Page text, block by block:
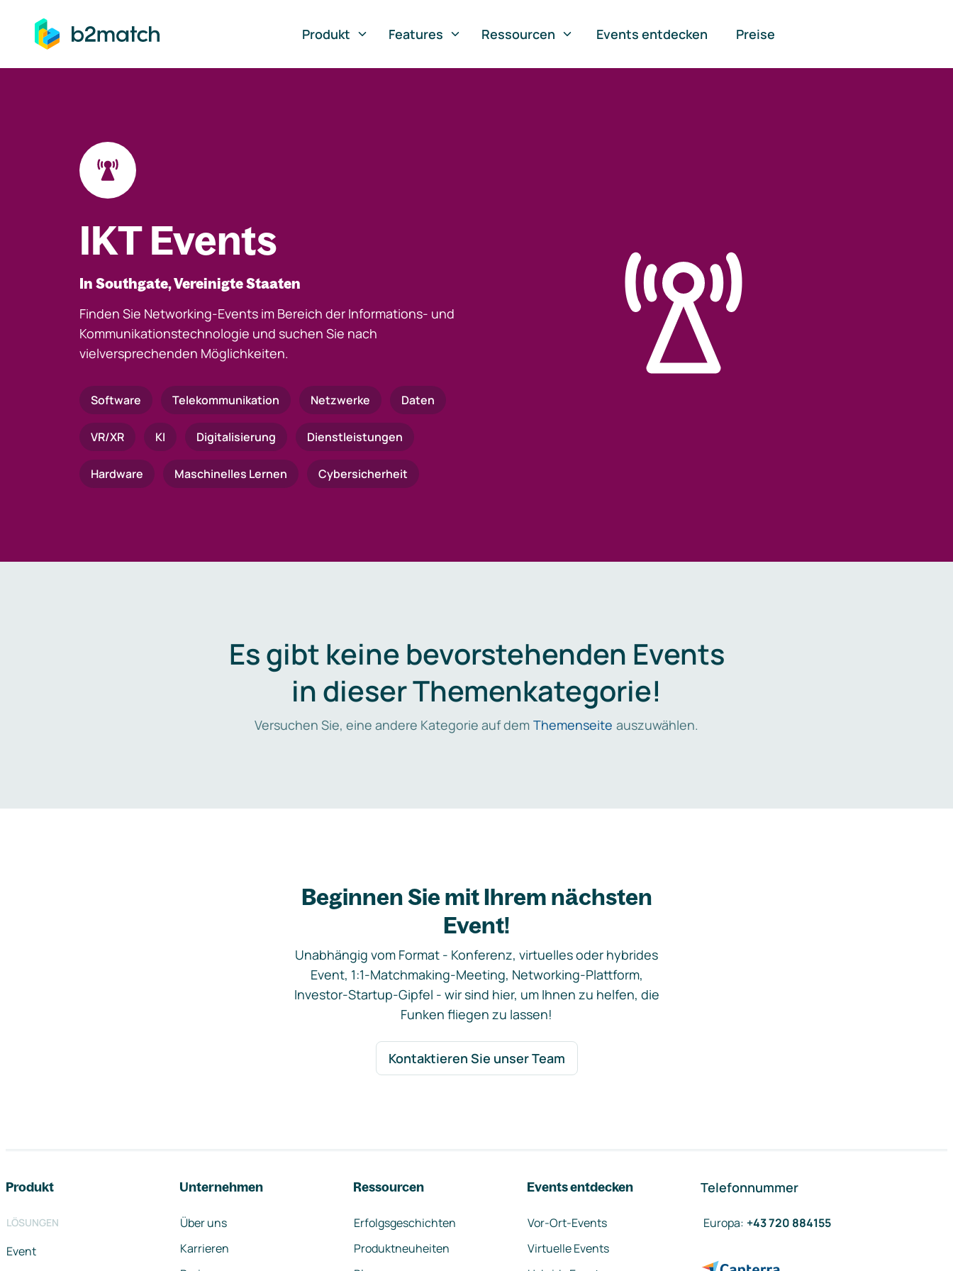
springen
Produkt
Features Ressourcen Events entdecken Preise
IKT Events
In Southgate, Vereinigte Staaten
Finden Sie Networking-Events im Bereich der Informations- und
Kommunikationstechnologie und suchen Sie nach
vielversprechenden Möglichkeiten.
Software Telekommunikation Netzwerke Daten
VR/XR KI Digitalisierung Dienstleistungen
Hardware Maschinelles Lernen Cybersicherheit
Es gibt keine bevorstehenden Events
in dieser Themenkategorie!
Versuchen Sie, eine andere Kategorie auf dem Themenseite auszuwählen.
Beginnen Sie mit Ihrem nächsten
Event!
Unabhängig vom Format - Konferenz, virtuelles oder hybrides
Event, 1:1-Matchmaking-Meeting, Networking-Plattform,
Investor-Startup-Gipfel - wir sind hier, um Ihnen zu helfen, die
Funken fliegen zu lassen!
Kontaktieren Sie unser Team
Produkt
LÖSUNGEN
Event
Unternehmen
Über uns
Karrieren
Ressourcen
Erfolgsgeschichten
Produktneuheiten
Events entdecken
Vor-Ort-Events
Virtuelle Events
Telefonnummer
Europa: +43 720 884155